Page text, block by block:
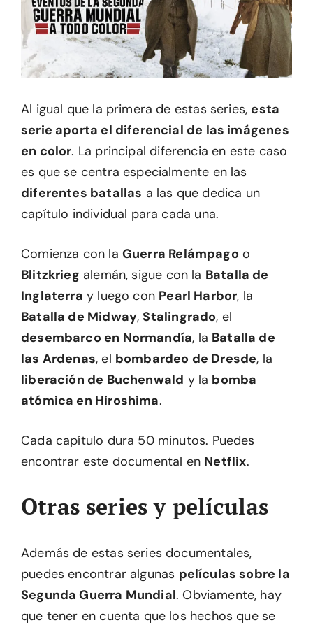
Al igual que la primera de estas series, esta
serie aporta el diferencial de las imágenes
en color. La principal diferencia en este caso
es que se centra especialmente en las
diferentes batallas a las que dedica un
capítulo individual para cada una.
Comienza con la Guerra Relámpago o
Blitzkrieg alemán, sigue con la Batalla de
Inglaterra y luego con Pearl Harbor, la
Batalla de Midway,Stalingrado, el
desembarco en Normandía, la Batalla de
las Ardenas, el bombardeo de Dresde, la
liberación de Buchenwald y la bomba
atómica en Hiroshima.
Cada capítulo dura 50 minutos. Puedes
encontrar este documental en Netflix.
Otras series y películas
Además de estas series documentales,
puedes encontrar algunas películas sobre la
Segunda Guerra Mundial. Obviamente, hay
que tener en cuenta que los hechos que se